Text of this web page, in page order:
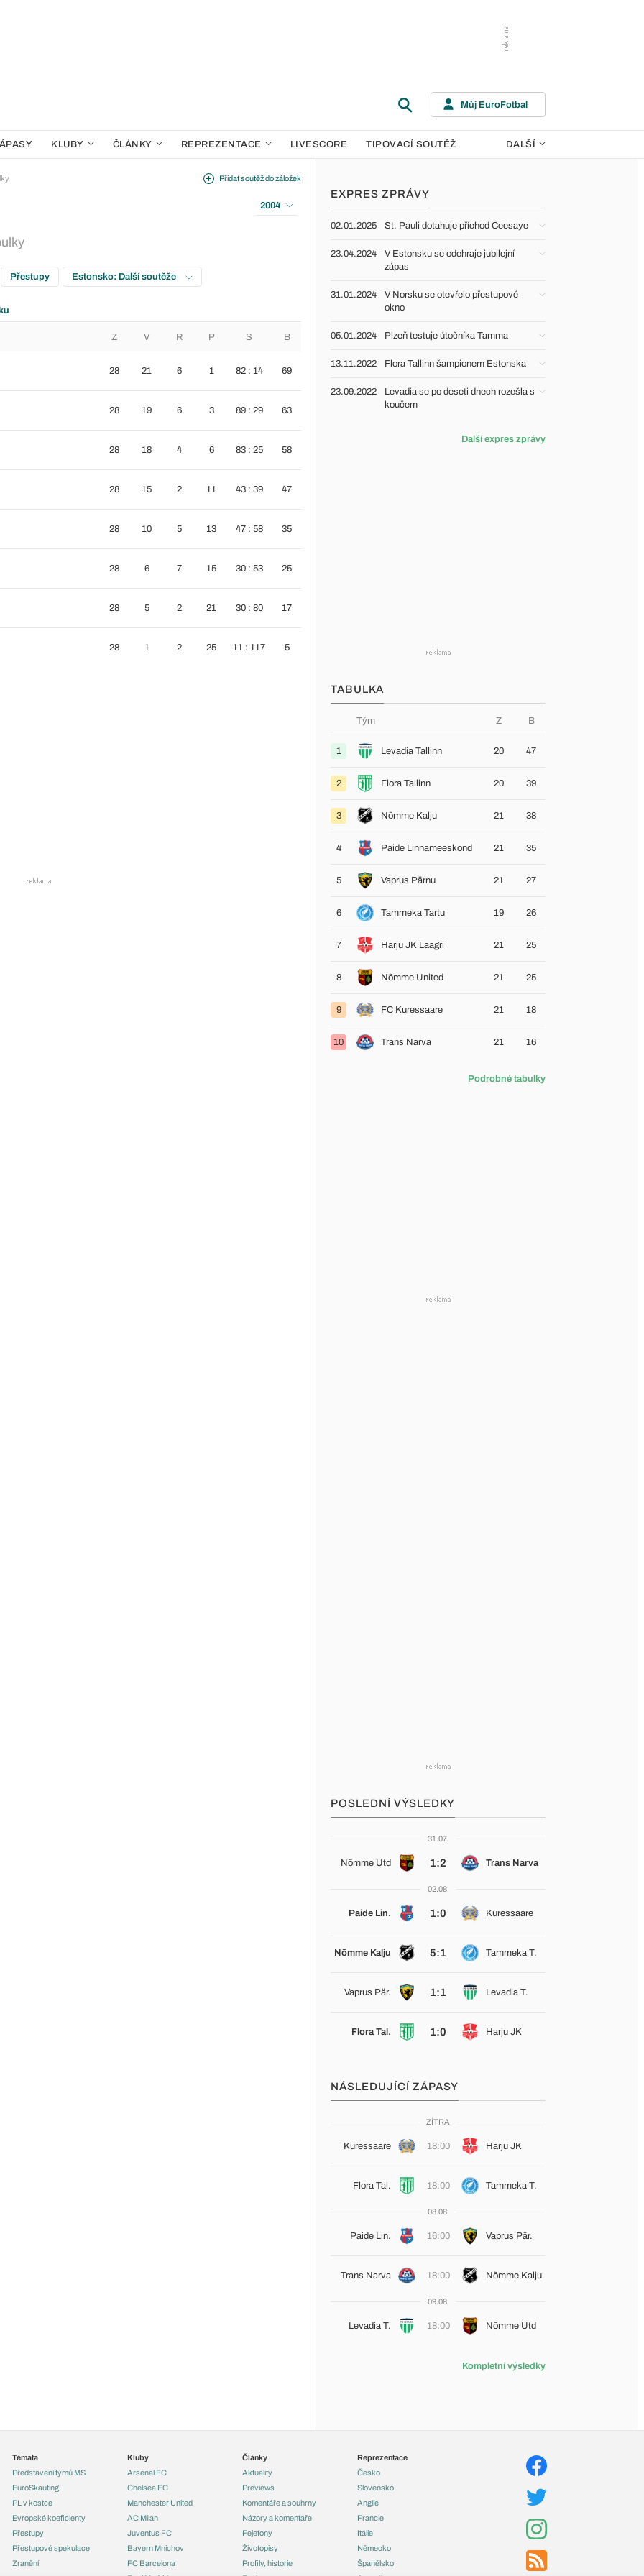
Můj EuroFotbal
KLUBY ČLÁNKY REPREZENTACE LIVESCORE TIPOVACÍ SOUTĚŽ DALŠÍ
Přidat soutěž do záložek
2004
Přestupy Estonsko: Další soutěže
Z V R P S B
28 21 6 1 82 : 14 69
28 19 6 3 89 : 29 63
28 18 4 6 83 : 25 58
28 15 2 11 43 : 39 47
28 10 5 13 47 : 58 35
28 6 7 15 30 : 53 25
28 5 2 21 30 : 80 17
28 1 2 25 11 : 117 5
EXPRES ZPRÁVY
02.01.2025 St. Pauli dotahuje příchod Ceesaye
23.04.2024
V Estonsku se odehraje jubilejní
zápas
31.01.2024
V Norsku se otevřelo přestupové
okno
05.01.2024 Plzeň testuje útočníka Tamma
13.11.2022 Flora Tallinn šampionem Estonska
23.09.2022
Levadia se po deseti dnech rozešla s
koučem
Další expres zprávy
TABULKA
Tým Z B
1 Levadia Tallinn 20 47
2 Flora Tallinn 20 39
3 Nõmme Kalju 21 38
4 Paide Linnameeskond 21 35
5 Vaprus Pärnu 21 27
6 Tammeka Tartu 19 26
7 Harju JK Laagri 21 25
8 Nõmme United 21 25
9 FC Kuressaare 21 18
10 Trans Narva 21 16
Podrobné tabulky
POSLEDNÍ VÝSLEDKY
31.07.
Nõmme Utd 1:2 Trans Narva
02.08.
Paide Lin. 1:0 Kuressaare
Nõmme Kalju 5:1 Tammeka T.
Vaprus Pär. 1:1 Levadia T.
Flora Tal. 1:0 Harju JK
NÁSLEDUJÍCÍ ZÁPASY
ZÍTRA
Kuressaare 18:00 Harju JK
Flora Tal. 18:00 Tammeka T.
08.08.
Paide Lin. 16:00 Vaprus Pär.
Trans Narva 18:00 Nõmme Kalju
09.08.
Levadia T. 18:00 Nõmme Utd
Kompletní výsledky
Témata
Představení týmů MS
EuroSkauting
PL v kostce
Evropské koeficienty
Přestupy
Přestupové spekulace
Zranění
Kluby
Arsenal FC
Chelsea FC
Manchester United
AC Milán
Juventus FC
Bayern Mnichov
FC Barcelona
Články
Aktuality
Previews
Komentáře a souhrny
Názory a komentáře
Fejetony
Životopisy
Profily, historie
Reprezentace
Česko
Slovensko
Anglie
Francie
Itálie
Německo
Španělsko